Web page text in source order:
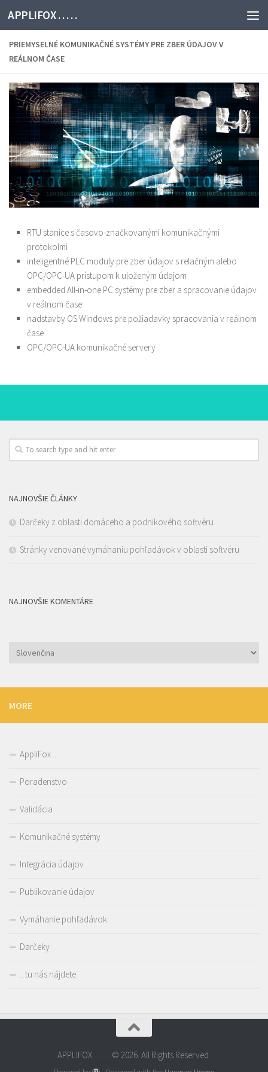
APPLIFOX . . . . .
PRIEMYSELNÉ KOMUNIKAČNÉ SYSTÉMY PRE ZBER ÚDAJOV V
REÁLNOM ČASE
RTU stanice s časovo-značkovanými komunikačnými
protokolmi
inteligentné PLC moduly pre zber údajov s relačným alebo
OPC/OPC-UA prístupom k uloženým údajom
embedded All-in-one PC systémy pre zber a spracovanie údajov
v reálnom čase
nadstavby OS Windows pre požiadavky spracovania v reálnom
čase
OPC/OPC-UA komunikačné servery
NAJNOVŠIE ČLÁNKY
Darčeky z oblasti domáceho a podnikového softvéru
Stránky venované vymáhaniu pohľadávok v oblasti softvéru
NAJNOVŠIE KOMENTÁRE
Vyberte
MORE
AppliFox ..
Poradenstvo
Validácia
Komunikačné systémy
Integrácia údajov
Publikovanie údajov
Vymáhanie pohľadávok
Darčeky
.. tu nás nájdete
APPLIFOX . . . . . © 2026. All Rights Reserved.